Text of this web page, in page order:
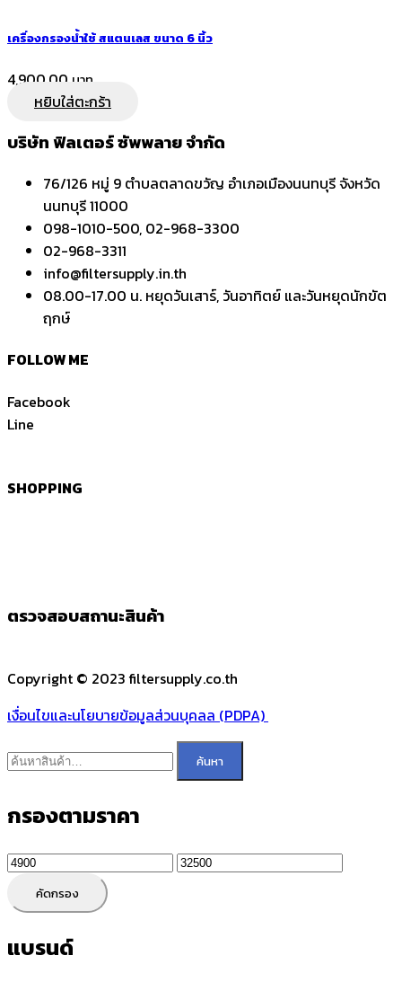
เครื่องกรองน้ำใช้ สแตนเลส ขนาด 6 นิ้ว
4,900.00
หยิบใส่ตะกร้า
บริษัท ฟิลเตอร์ ซัพพลาย จำกัด
76/126 หมู่ 9 ตำบลตลาดขวัญ อำเภอเมืองนนทบุรี จังหวัด
นนทบุรี 11000
098-1010-500, 02-968-3300
02-968-3311
info@filtersupply.in.th
08.00-17.00 น. หยุดวันเสาร์, วันอาทิตย์ และวันหยุดนักขัต
ฤกษ์
FOLLOW ME
Facebook
Line
SHOPPING
ตรวจสอบสถานะสินค้า
Copyright © 2023 filtersupply.co.th
เงื่อนไขและนโยบายข้อมูลส่วนบุคลล (PDPA)
ค้นหา:
ค้นหา
กรองตามราคา
ราคา
สุด
ราคา
คัดกรอง
แบรนด์